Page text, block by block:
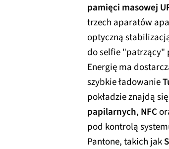
pamięci masowej
trzech aparatów
optyczną
do selfie "patrzący"
Energię ma
szybkie ładowanie
pokładzie znajdą
papilarnych, NFC
pod kontrolą
Pantone, takich jak